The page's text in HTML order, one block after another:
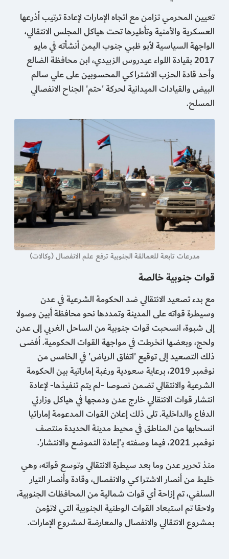
تعيين المحرمي تزامن مع اتجاه الإمارات لإعادة ترتيب أذرعها
العسكرية والأمنية وتأطيرها تحت هياكل المجلس الانتقالي،
الواجهة السياسية لأبو ظبي جنوب اليمن أنشأته في مايو
2017 بقيادة اللواء عيدروس الزبيدي، ابن محافظة الضالع
وأحد قادة الحزب الاشتراكي المحسوبين على علي سالم
البيض والقيادات الميدانية لحركة 'حتم' الجناح الانفصالي
المسلح.
مدرعات تابعة للعمالقة الجنوبية ترفع علم الانفصال (وكالات)
قوات جنوبية خالصة
مع بدء تصعيد الانتقالي ضد الحكومة الشرعية في عدن
وسيطرة قواته على المدينة وتمددها نحو محافظة أبين وصولا
إلى شبوة، انسحبت قوات جنوبية من الساحل الغربي إلى عدن
ولحج، وبعضها انخرطت في مواجهة القوات الحكومية. أفضى
ذلك التصعيد إلى توقيع 'اتفاق الرياض' في الخامس من
نوفمبر 2019، برعاية سعودية ورغبة إماراتية بين الحكومة
الشرعية والانتقالي تضمن نصوصا -لم يتم تنفيذها- لإعادة
انتشار قوات الانتقالي خارج عدن ودمجها في هياكل وزارتي
الدفاع والداخلية. تلى ذلك إعلان القوات المدعومة إماراتيا
انسحابها من المناطق في محيط مدينة الحديدة منتصف
نوفمبر 2021، فيما وصفته بـ'إعادة التموضع والانتشار'.
منذ تحرير عدن وما بعد سيطرة الانتقالي وتوسع قواته، وهي
خليط من أنصار الاشتراكي والانفصال، وقادة وأنصار التيار
السلفي، تم إزاحة أي قوات شمالية من المحافظات الجنوبية،
ولاحقا تم استبعاد القوات الوطنية الجنوبية التي لاتؤمن
بمشروع الانتقالي والانفصال والمعارضة لمشروع الإمارات.